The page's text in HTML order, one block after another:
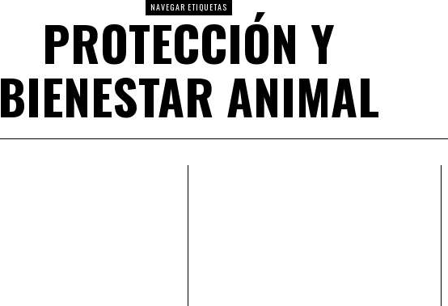
NAVEGAR ETIQUETAS
PROTECCIÓN Y
BIENESTAR ANIMAL